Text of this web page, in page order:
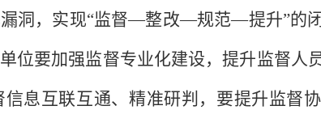
洞，实现“监督—整改—规范—提升”的
位要加强监督专业化建设，提升监督人
息互联互通、精准研判，要提升监督